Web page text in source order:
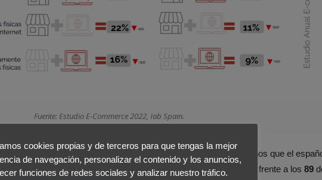
Fuente: Estudio E-Commerce 2022, Iab Spain.
ha bajado respecto a periodos anteriores , encontrándonos que el
constatado por una bajada del gasto en cada compra:69 euros frente a los 89
cookies propias y de terceros para que tengas la mejor
de navegación, personalizar el contenido y los anuncios,
funciones de redes sociales y analizar nuestro tráfico.